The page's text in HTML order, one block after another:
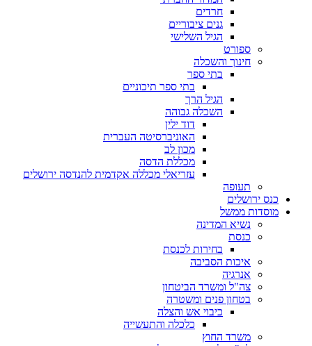
חרדים
גנים ציבוריים
הגיל השלישי
ספורט
חינוך והשכלה
בתי ספר
בתי ספר תיכוניים
הגיל הרך
השכלה גבוהה
דוד ילין
האוניברסיטה העברית
מכון לב
מכללת הדסה
עזריאלי מכללה אקדמית להנדסה ירושלים
תעופה
כנס ירושלים
מוסדות ממשל
נשיא המדינה
כנסת
בחירות לכנסת
איכות הסביבה
אנרגיה
צה"ל ומשרד הביטחון
בטחון פנים ומשטרה
כיבוי אש והצלה
כלכלה והתעשייה
משרד החוץ